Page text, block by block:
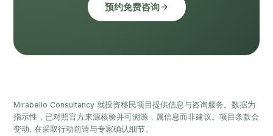
预约免费咨询
Mirabello Consultancy 就投资移民项目提供信息与咨询服务。数据为
指示性，已对照官方来源核验并可溯源，属信息而非建议。项目条款会
变动, 在采取行动前请与专家确认细节。